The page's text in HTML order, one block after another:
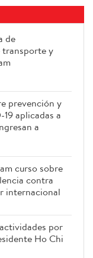
de
y
prevención y
aplicadas a
a
curso sobre
contra
internacional
por
Ho Chi